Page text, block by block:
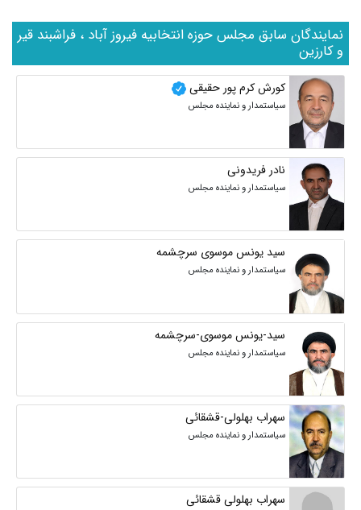
نمایندگان سابق مجلس حوزه انتخابیه فیروز آباد ، فراشبند قیر
و کارزین
کورش کرم پور حقیقی
سیاستمدار و نماینده مجلس
نادر فریدونی
سیاستمدار و نماینده مجلس
سید یونس موسوی سرچشمه
سیاستمدار و نماینده مجلس
سید-یونس موسوی-سرچشمه
سیاستمدار و نماینده مجلس
سهراب بهلولی-قشقائی
سیاستمدار و نماینده مجلس
سهراب بهلولی قشقائی